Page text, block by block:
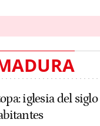
iglesia del siglo